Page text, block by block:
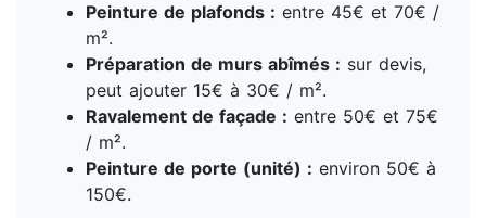
Peinture de plafonds : entre 45€ et 70€ /
m².
Préparation de murs abîmés : sur devis,
peut ajouter 15€ à 30€ / m².
Ravalement de façade : entre 50€ et 75€
/ m².
Peinture de porte (unité) : environ 50€ à
150€.